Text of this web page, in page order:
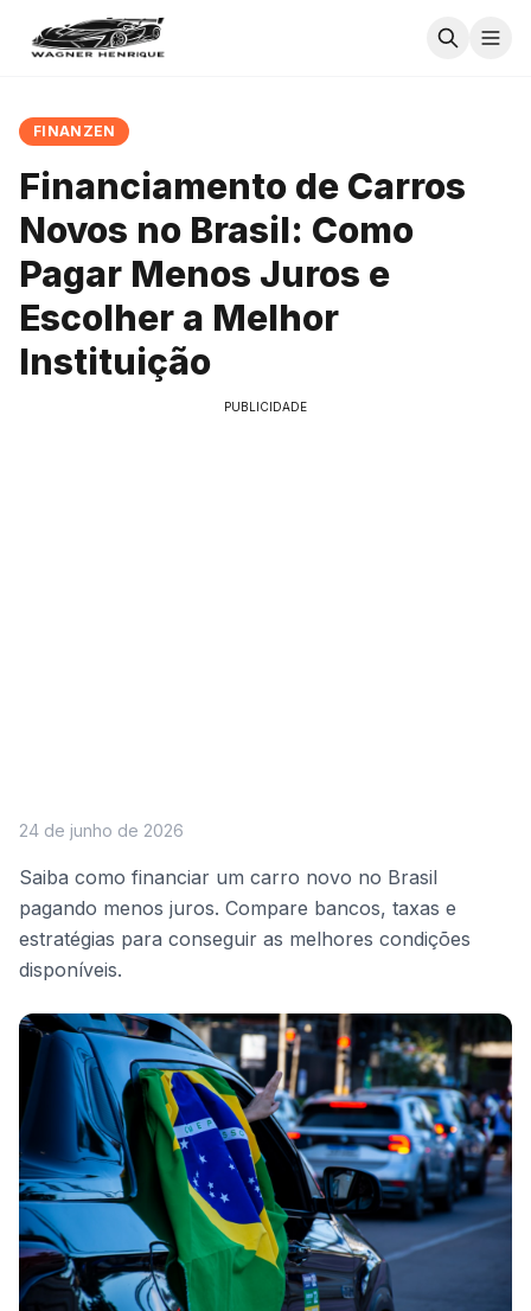
FINANZEN
Financiamento de Carros
Novos no Brasil: Como
Pagar Menos Juros e
Escolher a Melhor
Instituição
PUBLICIDADE
24 de junho de 2026
Saiba como financiar um carro novo no Brasil
pagando menos juros. Compare bancos, taxas e
estratégias para conseguir as melhores condições
disponíveis.